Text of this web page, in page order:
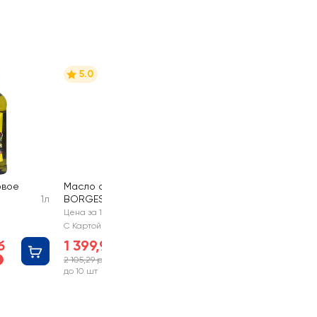
1л
5.0
Масло оливковое
BORGES Extra Virgin
Цена за 1 шт
С Картой №1
1 399,99 руб
2 105,29 руб
до 10 шт